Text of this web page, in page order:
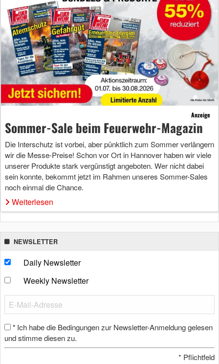
Anzeige
Sommer-Sale beim Feuerwehr-Magazin
Die Interschutz ist vorbei, aber pünktlich zum Sommer verlängern
wir die Messe-Preise! Schon vor Ort in Hannover haben wir viele
unserer Produkte stark vergünstigt angeboten. Wer nicht dabei
sein konnte, bekommt jetzt im Rahmen unseres Sommer-Sales
noch einmal die Chance.
Weiterlesen
NEWSLETTER
Daily Newsletter
Weekly Newsletter
* Ich habe die Bedingungen zur Newsletter-Anmeldung gelesen
und stimme diesen zu.
* Pflichtfeld